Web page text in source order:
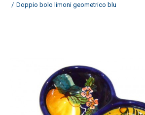
Doppio bolo limoni geometrico blu